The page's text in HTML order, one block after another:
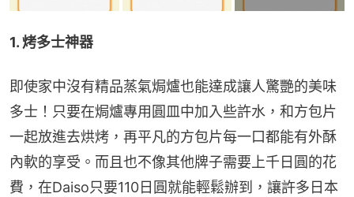
1. 烤多士神器
即使家中沒有精品蒸氣焗爐也能達成讓人驚艷的美味
多士！只要在焗爐專用圓皿中加入些許水，和方包片
一起放進去烘烤，再平凡的方包片每一口都能有外酥
內軟的享受。而且也不像其他牌子需要上千日圓的花
費，在Daiso只要110日圓就能輕鬆辦到，讓許多日本